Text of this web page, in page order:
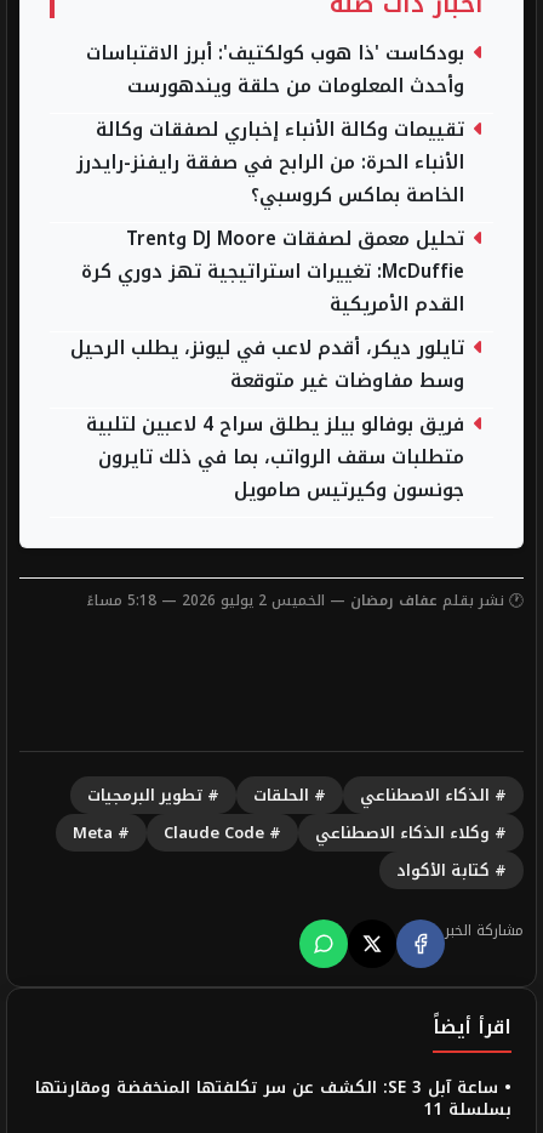
بودكاست 'ذا هوب كولكتيف': أبرز الاقتباسات
وأحدث المعلومات من حلقة ويندهورست
تقييمات وكالة الأنباء إخباري لصفقات وكالة
الأنباء الحرة: من الرابح في صفقة رايفنز-رايدرز
الخاصة بماكس كروسبي؟
تحليل معمق لصفقات DJ Moore وTrent
McDuffie: تغييرات استراتيجية تهز دوري كرة
القدم الأمريكية
تايلور ديكر، أقدم لاعب في ليونز، يطلب الرحيل
وسط مفاوضات غير متوقعة
فريق بوفالو بيلز يطلق سراح 4 لاعبين لتلبية
متطلبات سقف الرواتب، بما في ذلك تايرون
جونسون وكيرتيس صامويل
🕐 نشر بقلم عفاف رمضان — الخميس 2 يوليو 2026 — 5:18 مساءً
# الذكاء الاصطناعي # الحلقات
# تطوير البرمجيات
# وكلاء الذكاء الاصطناعي
# Claude Code
# Meta
# كتابة الأكواد
مشاركة الخبر
اقرأ أيضاً
• ساعة آبل SE 3: الكشف عن سر تكلفتها المنخفضة ومقارنتها
بسلسلة 11